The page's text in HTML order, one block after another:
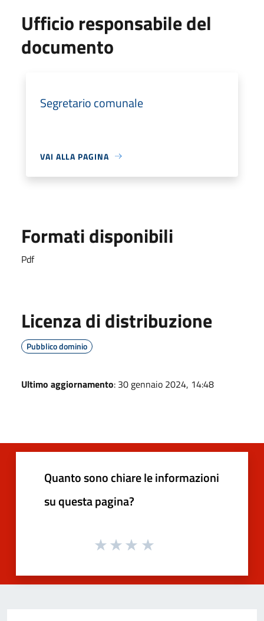
Ufficio responsabile del
documento
Segretario comunale
VAI ALLA PAGINA
Formati disponibili
Pdf
Licenza di distribuzione
Pubblico dominio
Ultimo aggiornamento: 30 gennaio 2024, 14:48
Quanto sono chiare le informazioni
su questa pagina?